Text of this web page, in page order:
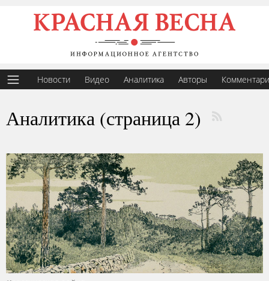
Новости Видео Аналитика Авторы
Аналитика (страница 2)